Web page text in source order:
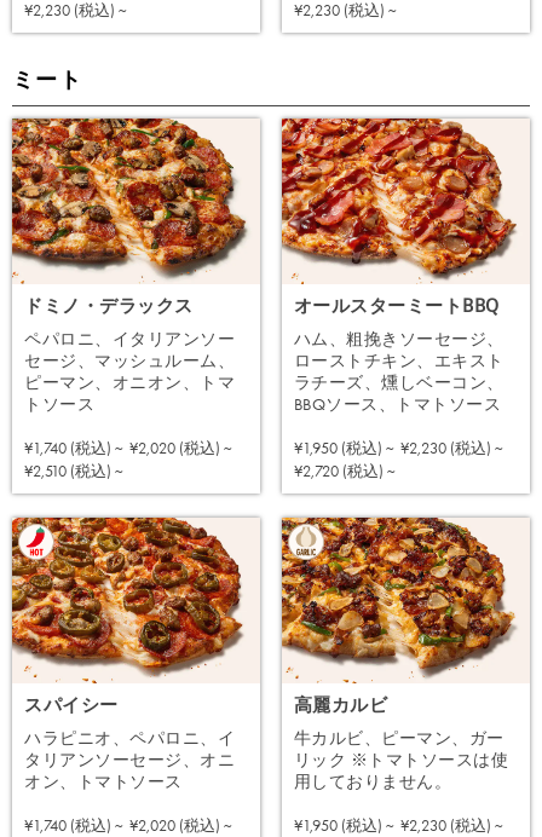
¥2,230 (税込) ~
¥2,230 (税込) ~
ミート
ドミノ・デラックス
ペパロニ、イタリアンソー
セージ、マッシュルーム、
ピーマン、オニオン、トマ
トソース
¥1,740 (税込) ~ ¥2,020 (税込) ~
¥2,510 (税込) ~
オールスターミートBBQ
ハム、粗挽きソーセージ、
ローストチキン、エキスト
ラチーズ、燻しベーコン、
BBQソース、トマトソース
¥1,950 (税込) ~ ¥2,230 (税込) ~
¥2,720 (税込) ~
スパイシー
ハラピニオ、ペパロニ、イ
タリアンソーセージ、オニ
オン、トマトソース
¥1,740 (税込) ~ ¥2,020 (税込) ~
高麗カルビ
牛カルビ、ピーマン、ガー
リック ※トマトソースは使
用しておりません。
¥1,950 (税込) ~ ¥2,230 (税込) ~